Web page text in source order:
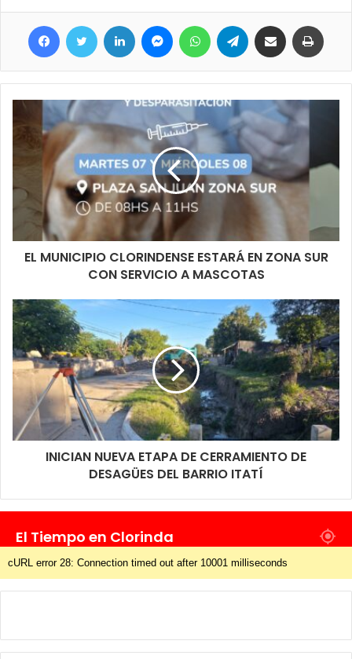
EL MUNICIPIO CLORINDENSE ESTARÁ EN ZONA SUR
CON SERVICIO A MASCOTAS
INICIAN NUEVA ETAPA DE CERRAMIENTO DE
DESAGÜES DEL BARRIO ITATÍ
El Tiempo en Clorinda
cURL error 28: Connection timed out after 10001 milliseconds